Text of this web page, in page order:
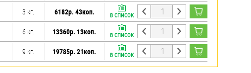
3 кг. 6182р. 43коп. В СПИСОК
6 кг. 13360р. 13коп. В СПИСОК
9 кг. 19785р. 21коп. В СПИСОК